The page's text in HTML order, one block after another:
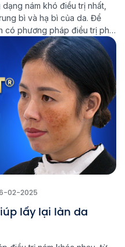
nám khó điều trị nhất,
bì và hạ bì của da. Để
có phương pháp điều trị phù
sóc da. Multi Light […]
02-2025
lấy lại làn da